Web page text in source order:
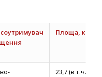
Площа, кв.м.
23,7 (в т.ч.